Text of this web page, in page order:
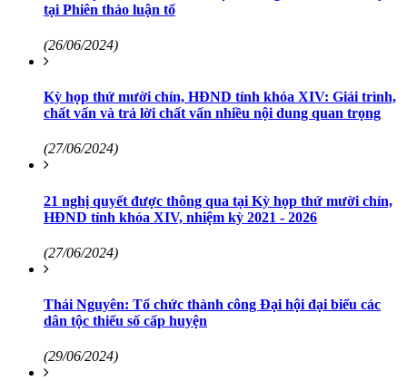
tại Phiên thảo luận tổ
(26/06/2024)
Kỳ họp thứ mười chín, HĐND tỉnh khóa XIV: Giải trình,
chất vấn và trả lời chất vấn nhiều nội dung quan trọng
(27/06/2024)
21 nghị quyết được thông qua tại Kỳ họp thứ mười chín,
HĐND tỉnh khóa XIV, nhiệm kỳ 2021 - 2026
(27/06/2024)
Thái Nguyên: Tổ chức thành công Đại hội đại biểu các
dân tộc thiểu số cấp huyện
(29/06/2024)